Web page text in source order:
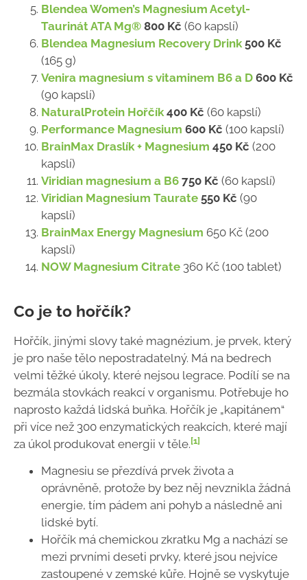
Blendea Women’s Magnesium Acetyl-
Taurinát ATA Mg® 800 Kč (60 kapslí)
Blendea Magnesium Recovery Drink 500 Kč
(165 g)
Venira magnesium s vitaminem B6 a D 600 Kč
(90 kapslí)
NaturalProtein Hořčík 400 Kč (60 kapslí)
Performance Magnesium 600 Kč (100 kapslí)
BrainMax Draslík + Magnesium 450 Kč (200
kapslí)
Viridian magnesium a B6 750 Kč (60 kapslí)
Viridian Magnesium Taurate 550 Kč (90
kapslí)
BrainMax Energy Magnesium 650 Kč (200
kapslí)
NOW Magnesium Citrate 360 Kč (100 tablet)
Co je to hořčík?
Hořčík, jinými slovy také magnézium, je prvek, který
je pro naše tělo nepostradatelný. Má na bedrech
velmi těžké úkoly, které nejsou legrace. Podílí se na
bezmála stovkách reakcí v organismu. Potřebuje ho
naprosto každá lidská buňka. Hořčík je „kapitánem“
při více než 300 enzymatických reakcích, které mají
za úkol produkovat energii v těle.[1]
Magnesiu se přezdívá prvek života a
oprávněně, protože by bez něj nevznikla žádná
energie, tím pádem ani pohyb a následně ani
lidské bytí.
Hořčík má chemickou zkratku Mg a nachází se
mezi prvními deseti prvky, které jsou nejvíce
zastoupené v zemské kůře. Hojně se vyskytuje